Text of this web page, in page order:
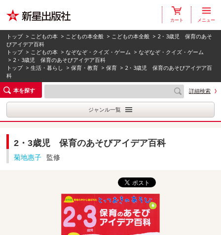
カート メニュー
トップ > こどもの本 > こどもの本全般 > こどもの本全般 > 2・3歳児 保育のあそ
びアイデア百科
トップ > こどもの本 >なぞなぞ・クイズ・ゲーム >なぞなぞ・クイズ・ゲーム
> 2・3歳児 保育のあそびアイデア百科
トップ >生活・暮らし >保育・教育 >保育 > 2・3歳児 保育のあそびアイデア百
科
本を探す
詳細検索
ジャンル一覧
2・3歳児 保育のあそびアイデア百科
菊地惠子 監修